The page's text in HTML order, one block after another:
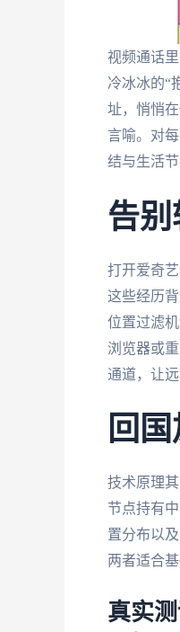
视频通话
冷冰冰的“
址，悄悄
言喻。对
结与生活节
告别
打开爱奇
这些经历
位置过滤
浏览器或
通道，让
回
技术原理
节点持有
置分布以
两者适合
真实